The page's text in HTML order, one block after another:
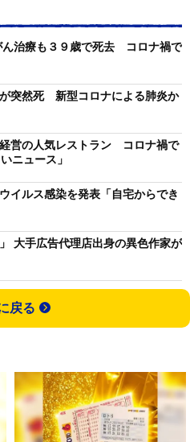
ん治療も３９歳で死去 コロナ禍で
突然死 新型コロナによる肺炎か
営の人気レストラン コロナ禍で
ニュース」
イルス感染を発表「自宅からでき
大手広告代理店出身の異色作家が
戻る